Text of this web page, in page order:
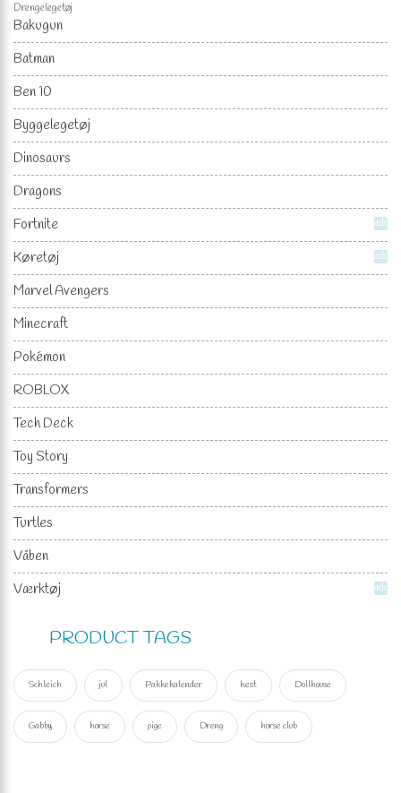
Drengelegetøj
Bakugun
Batman
Ben 10
Byggelegetøj
Dinosaurs
Dragons
Fortnite
add
Køretøj add
Marvel Avengers
Minecraft
Pokémon
ROBLOX
Tech Deck
Toy Story
Transformers
Turtles
Våben
Værktøj
add
PRODUCT TAGS
Schleich jul Pakkekalender hest Dollhouse
Gabby horse pige Dreng horse club